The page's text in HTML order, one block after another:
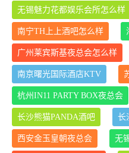
无锡魅力花都娱乐会所怎么样
南宁TH上上酒吧怎么样
广州莱宾斯基夜总会怎么样
南京曙光国际酒店KTV
杭州IN11 PARTY BOX夜总会
长沙熊猫PANDA酒吧 长
西安金玉皇朝夜总会 无